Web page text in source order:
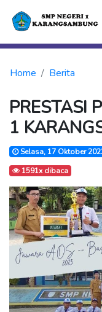
Home Berita
PRESTASI
1
Selasa, 17 Oktober
1591x dibaca